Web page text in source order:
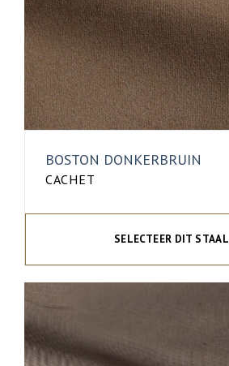
BOSTON DONKERBRUIN
CACHET
SELECTEER DIT STAAL